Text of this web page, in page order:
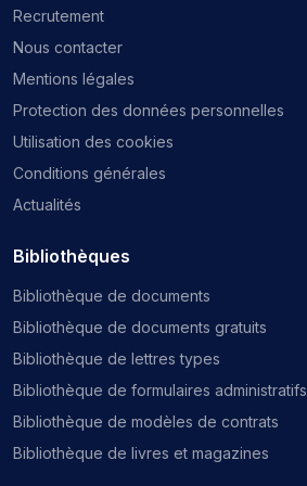
Recrutement
Nous contacter
Mentions légales
Protection des données personnelles
Utilisation des cookies
Conditions générales
Actualités
Bibliothèques
Bibliothèque de documents
Bibliothèque de documents gratuits
Bibliothèque de lettres types
Bibliothèque de formulaires administratifs
Bibliothèque de modèles de contrats
Bibliothèque de livres et magazines